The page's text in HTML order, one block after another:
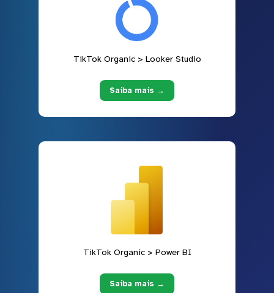
TikTok Organic > Looker Studio
Saiba mais →
TikTok Organic > Power BI
Saiba mais →